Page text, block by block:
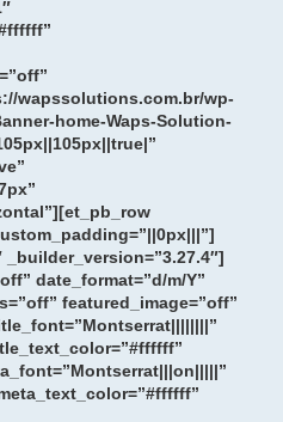
wapssolutions.com.br/wp-
home-Waps-Solution-
date_format=”d/m/Y”
featured_image=”off”